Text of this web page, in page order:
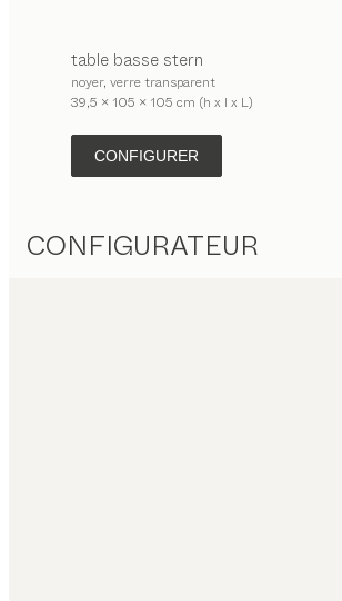
table basse stern
noyer, verre transparent
39,5 x 105 x 105 cm (h x l x L)
CONFIGURER
CONFIGURATEUR